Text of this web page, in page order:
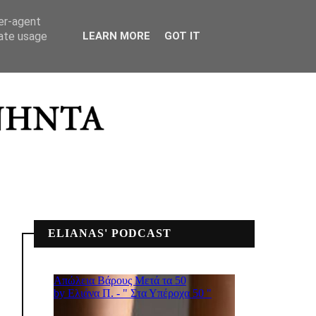
ΜΟΥ
ELIANAS' PODCAST
agent
usage
LEARN MORE GOT IT